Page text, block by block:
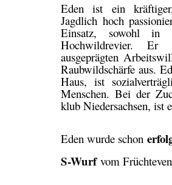
Eden ist ein
Jagdlich hoch
Einsatz, sowohl in
Hochwildrevier. Er
ausgeprägten
Raubwildschärfe aus.
Haus, ist
Menschen. Bei der
klub Niedersachsen, ist
Eden wurde schon
S-Wurfvom